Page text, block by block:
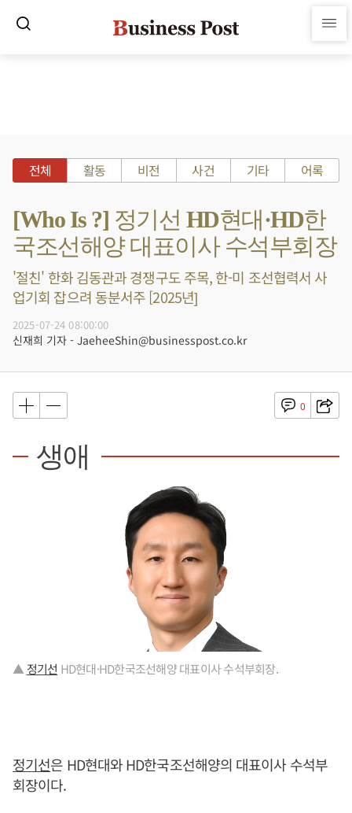
전체 활동 비전 사건 기타 어록
[Who Is ?] 정기선 HD현대·HD한
국조선해양 대표이사 수석부회장
'절친' 한화 김동관과 경쟁구도 주목, 한-미 조선협력서 사
업기회 잡으려 동분서주 [2025년]
2025-07-24 08:00:00
신재희 기자 - JaeheeShin@businesspost.co.kr
0
생애
▲ 정기선 HD현대·HD한국조선해양 대표이사 수석부회장.
정기선은 HD현대와 HD한국조선해양의 대표이사 수석부
회장이다.